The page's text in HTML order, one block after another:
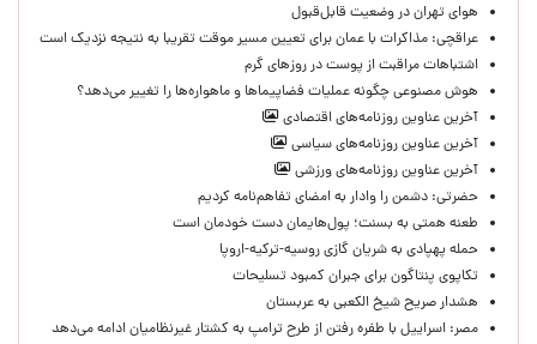
هوای تهران در وضعیت قابل‌قبول
عراقچی: مذاکرات با عمان برای تعیین مسیر موقت تقریبا به نتیجه نزدیک است
اشتباهات مراقبت از پوست در روزهای گرم
هوش مصنوعی چگونه عملیات فضاپیماها و ماهواره‌ها را تغییر می‌دهد؟
آخرین عناوین روزنامه‌های اقتصادی
آخرین عناوین روزنامه‌های سیاسی
آخرین عناوین روزنامه‌های ورزشی
حضرتی: دشمن را وادار به امضای تفاهم‌نامه کردیم
طعنه همتی به بسنت؛ پول‌هایمان دست خودمان است
حمله پهپادی به شریان گازی روسیه-ترکیه-اروپا
تکاپوی پنتاگون برای جبران کمبود تسلیحات
هشدار صریح شیخ الکعبی به عربستان
مصر: اسراییل با طفره رفتن از طرح ترامپ به کشتار غیرنظامیان ادامه می‌دهد